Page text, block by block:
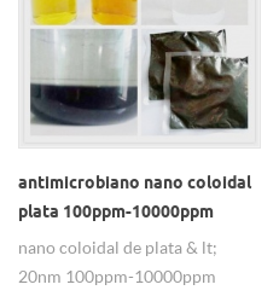
antimicrobiano nano coloidal
plata 100ppm-10000ppm
nano coloidal de plata & lt;
20nm 100ppm-10000ppm